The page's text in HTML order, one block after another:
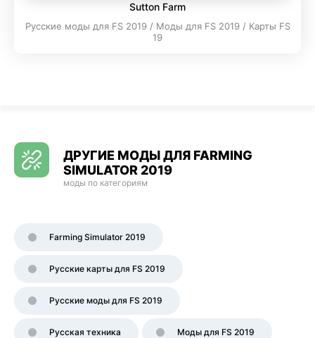
Sutton Farm
Русские моды для FS 2019 / Моды для FS 2019 / Карты FS
19
ДРУГИЕ МОДЫ ДЛЯ FARMING
SIMULATOR 2019
моды по категориям
Farming Simulator 2019
Русские карты для FS 2019
Русские моды для FS 2019
Русская техника Моды для FS 2019